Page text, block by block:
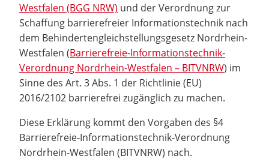
Westfalen (BGG NRW) und der Verordnung zur
Schaffung barrierefreier Informationstechnik nach
dem Behindertengleichstellungsgesetz Nordrhein-
Westfalen (Barrierefreie-Informationstechnik-
Verordnung Nordrhein-Westfalen – BITVNRW) im
Sinne des Art. 3 Abs. 1 der Richtlinie (EU)
2016/2102 barrierefrei zugänglich zu machen.
Diese Erklärung kommt den Vorgaben des §4
Barrierefreie-Informationstechnik-Verordnung
Nordrhein-Westfalen (BITVNRW) nach.